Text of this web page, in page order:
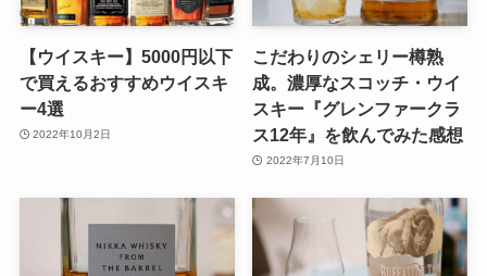
【ウイスキー】5000円以下
で買えるおすすめウイスキ
ー4選
2022年10月2日
こだわりのシェリー樽熟
成。濃厚なスコッチ・ウイ
スキー『グレンファークラ
ス12年』を飲んでみた感想
2022年7月10日